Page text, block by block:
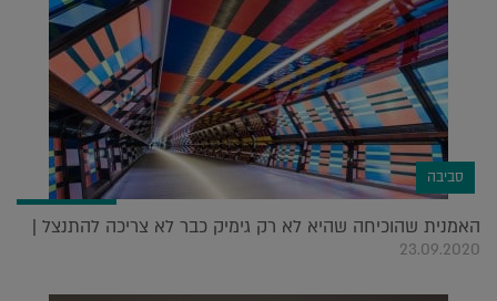
סביבה
האמנית שהוכיחה שהיא לא רק גימיק כבר לא צריכה להתנצל |
23.09.2020